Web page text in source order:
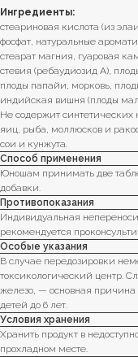
Ингредиенты:
стеариновая кислота (из
фосфат, натуральные
стеарат магния, гуаровая
стевия (ребаудиозид А),
плоды папайи, морковь,
индийская вишня (плоды
Не содержит синтетических
яиц, рыба, моллюсков и
сои и кунжута.
Способ применения
Юношам принимать две
добавки.
Противопоказания
Индивидуальная
рекомендуется
Особые указания
В случае передозировки
токсикологический центр.
железо, — основная
детей до 6 лет.
Условия хранения
Хранить продукт в
прохладном месте.